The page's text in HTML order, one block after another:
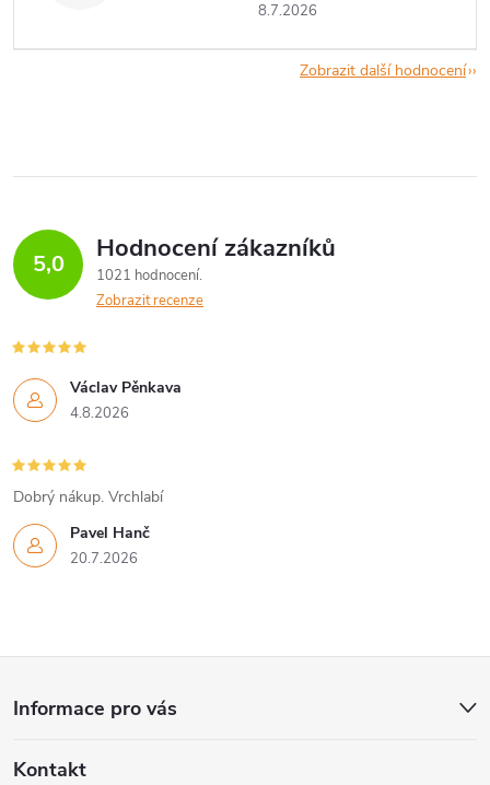
8.7.2026
Zobrazit další hodnocení
5,0 Hodnocení zákazníků
1021 hodnocení
Zobrazit recenze
Václav Pěnkava
4.8.2026
Pavel Hanč
20.7.2026
Dobrý nákup. Vrchlabí
Informace pro vás
Kontakt